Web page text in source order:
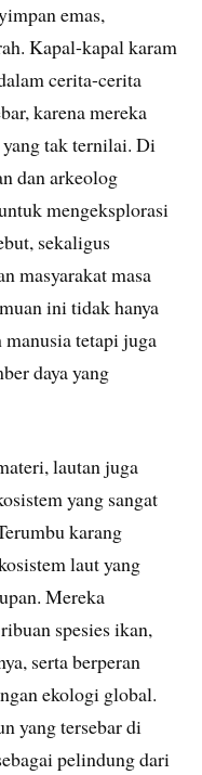
emas,
Kapal-kapal karam
cerita-cerita
karena mereka
tak ternilai. Di
dan arkeolog
mengeksplorasi
sekaligus
masyarakat masa
ini tidak hanya
manusia tetapi juga
daya yang
lautan juga
yang sangat
karang
laut yang
Mereka
spesies ikan,
serta berperan
ekologi global.
yang tersebar di
pelindung dari